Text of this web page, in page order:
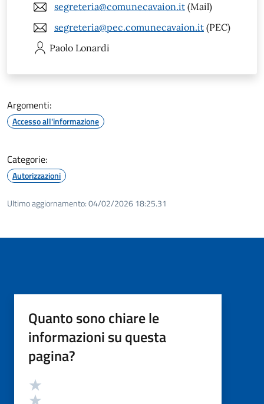
segreteria@comunecavaion.it (Mail)
segreteria@pec.comunecavaion.it (PEC)
Paolo Lonardi
Argomenti:
Accesso all'informazione
Categorie:
Autorizzazioni
Ultimo aggiornamento:04/02/2026 18:25.31
Quanto sono chiare le
informazioni su questa
pagina?
Valutazione